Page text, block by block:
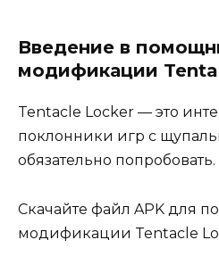
Введение в
модификации
Tentacle Locker — это
поклонники игр с
обязательно попробовать.
Скачайте файл APK для
модификации Tentacle